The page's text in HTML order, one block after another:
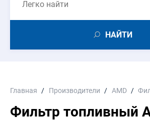
НАЙТИ
Главная Производители AMD
Фильтр топливный